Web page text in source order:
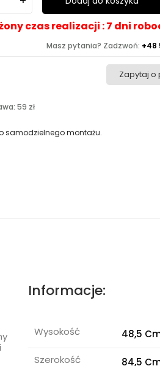
czas realizacji : 7 dni
Masz pytania? Zadzwoń: +48
Zapytaj o
59 zł
samodzielnego montażu.
Informacje:
Wysokość
48,5
Szerokość
84,5